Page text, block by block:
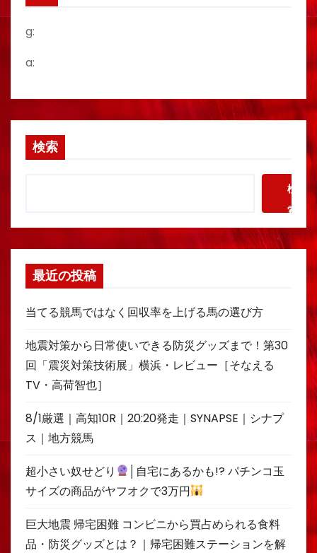
g:
a:
検索
検
索
最近の投稿
当てる競馬ではなく回収率を上げる馬の選び方
地震対策から日常使いできる防災グッズまで！第30
回「震災対策技術展」横浜・レビュー［そなえる
TV・高荷智也］
8/1厳選｜高知10R｜20:20発走｜SYNAPSE｜シナプ
ス｜地方競馬
超小さい奴せどり
│自宅にあるかも!? パチンコ玉
サイズの商品がヤフオクで3万円
巨大地震 帰宅困難 コンビニから買占められる食料
品・防災グッズとは？｜帰宅困難ステーションを解